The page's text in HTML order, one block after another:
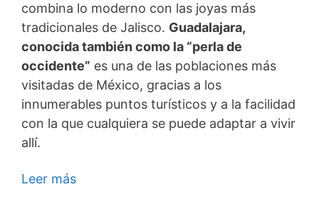
combina lo moderno con las joyas más
tradicionales de Jalisco. Guadalajara,
conocida también como la “perla de
occidente” es una de las poblaciones más
visitadas de México, gracias a los
innumerables puntos turísticos y a la facilidad
con la que cualquiera se puede adaptar a vivir
allí.
Leer más